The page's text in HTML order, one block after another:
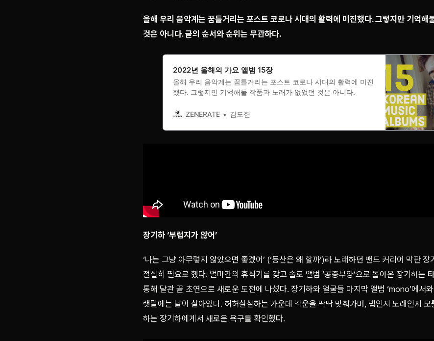
올해 우리 음악계는 꿈틀거리는 포스트 코로나 시대의 활력에 미진했다. 그렇지만 기억해
것은 아니다. 글의 순서와 순위는 무관하다.
2022년 올해의 가요 앨범 15장
올해 우리 음악계는 꿈틀거리는 포스트 코로나 시대의 활력에 미진
했다. 그렇지만 기억해둘 작품과 노래가 없었던 것은 아니다.
ZENERATE 김도헌
장기하 ‘부럽지가 않어’
‘나는 그냥 아무렇지 않았으면 좋곘어’ (‘등산은 왜 할까’)라 노래하던 밴드 커리어 막판
절실히 필요로 했다. 얼마간의 휴식기를 갖고 솔로 앨범 ‘공중부양’으로 돌아온 장기하는
통해 달관 끝 초연으로 새로운 도전에 나섰다. 장기하와 얼굴들 마지막 앨범 ‘mono’에서
랫말에는 날이 살아있다. 허허실실하는 가운데 각운을 딱딱 맞춰가며, 랩인지 노래인지 모
하는 장기하에게서 새로운 욕구를 확인했다.